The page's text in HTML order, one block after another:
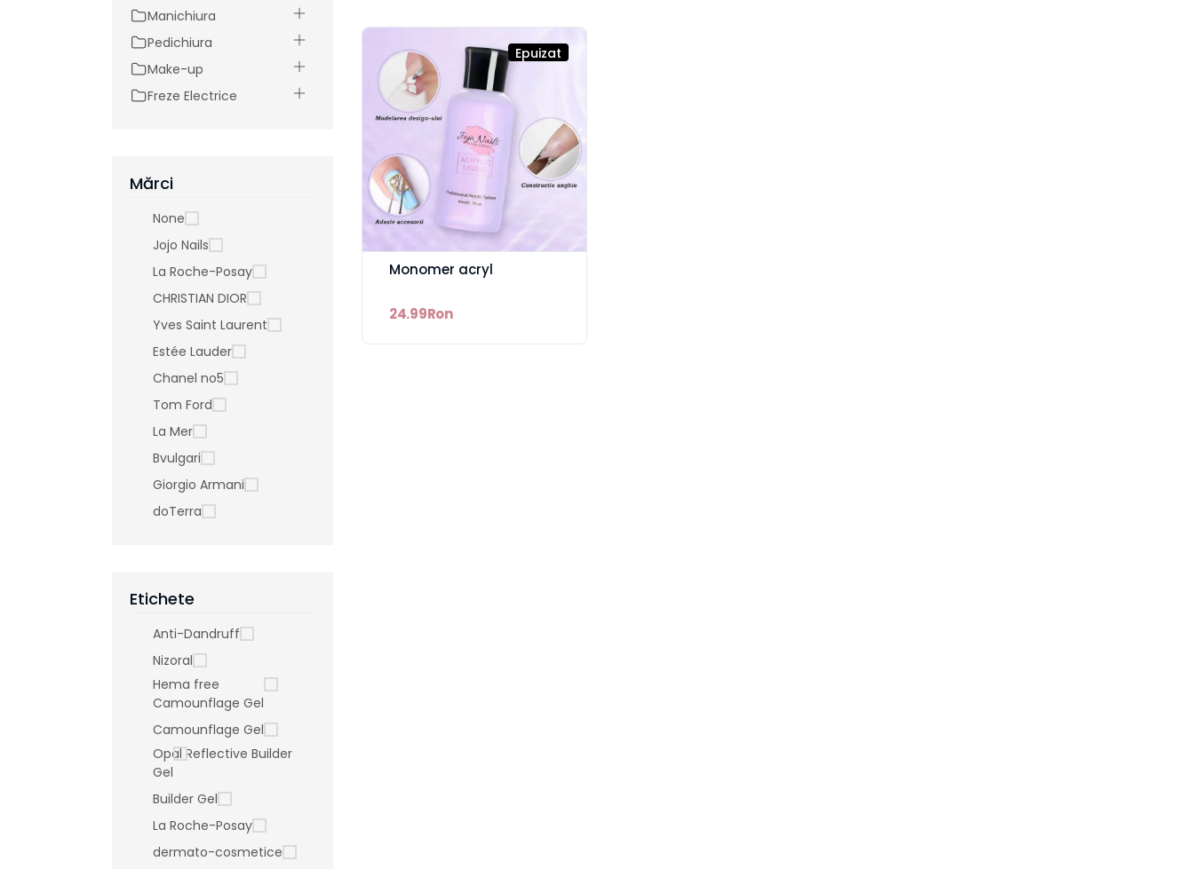
Manichiura
Pedichiura
Make-up
Freze Electrice
Mărci
None
Jojo Nails
La Roche-Posay
CHRISTIAN DIOR
Yves Saint Laurent
Estée Lauder
Chanel no5
Tom Ford
La Mer
Bvulgari
Giorgio Armani
doTerra
Etichete
Anti-Dandruff
Nizoral
Hema free
Camounflage Gel
Camounflage Gel
Opal Reflective Builder
Gel
Builder Gel
La Roche-Posay
dermato-cosmetice
Epuizat
Monomer acryl
24.99Ron